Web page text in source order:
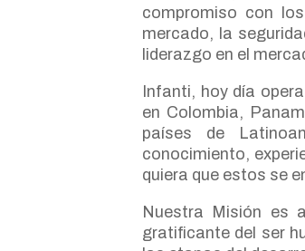
compromiso con
mercado, la
liderazgo en el
Infanti, hoy día
en Colombia,
países de
conocimiento,
quiera que estos se
Nuestra Misión es
gratificante del ser